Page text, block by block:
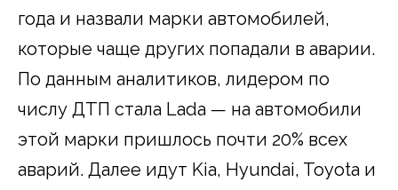
года и назвали марки автомобилей,
которые чаще других попадали в аварии.
По данным аналитиков, лидером по
числу ДТП стала Lada — на автомобили
этой марки пришлось почти 20% всех
аварий. Далее идут Kia, Hyundai, Toyota и